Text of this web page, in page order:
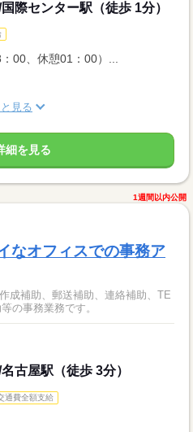
際センター駅（徒歩 1分）
00、休憩01：00）...
見る
細を見る
1週間以内公開
オフィスでの事務ア
成補助、郵送補助、連絡補助、TE
の事務業務です。
古屋駅（徒歩 3分）
通費全額支給